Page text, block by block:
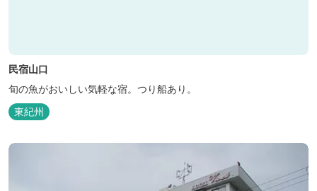
民宿山口
旬の魚がおいしい気軽な宿。つり船あり。
東紀州